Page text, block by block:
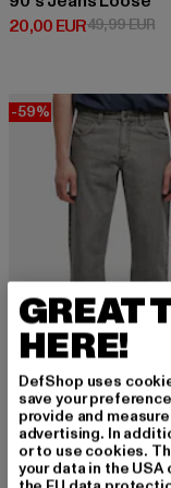
20,00 EUR
Derzeitiger Preis:
49,99 EUR
-59%
URBAN
Open Edge Loose
28,70 EUR
Derzeitiger Preis:
69,99 EUR
GREAT
HERE!
DefShop uses
save your
provide and
advertising. In
or to use cookies.
your data in the